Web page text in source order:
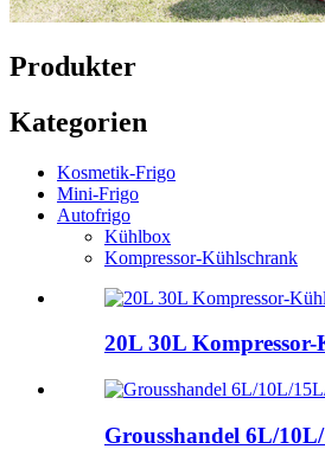
Produkter
Kategorien
Kosmetik-Frigo
Mini-Frigo
Autofrigo
Kühlbox
Kompressor-Kühlschrank
20L 30L
Grousshandel 6L/